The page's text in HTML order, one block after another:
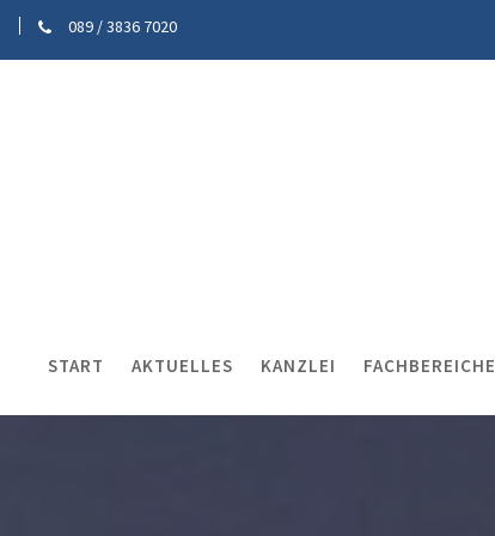
089 / 3836 7020
START AKTUELLES KANZLEI FACHBEREICHE